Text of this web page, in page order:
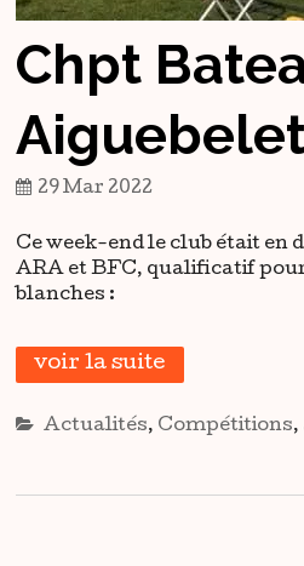
Chpt
29 Mar 2022
Ce week-end le club était en
ARA et BFC, qualificatif
blanches :
voir la suite
Actualités, Compétitions,